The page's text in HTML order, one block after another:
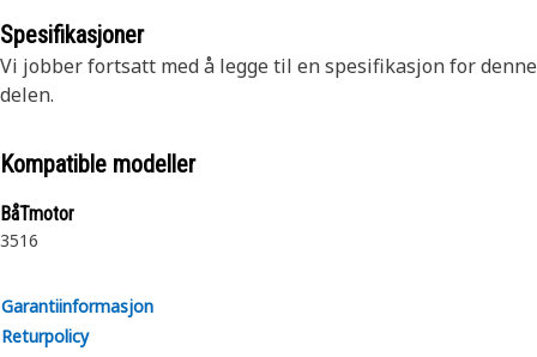
Spesifikasjoner
Vi jobber fortsatt med å legge til en spesifikasjon for denne
delen.
Kompatible modeller
BåTmotor
3516
Garantiinformasjon
Returpolicy